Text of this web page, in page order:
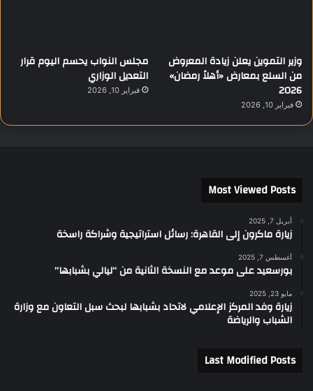
وزير التموين يعلن زيادة المعروض
من السلع بمعارض «أهلاً رمضان»
2026
فبراير 10, 2026
مجلس النواب يحسم اليوم قرار
التعديل الوزاري
فبراير 10, 2026
Most Viewed Posts
أبريل 7, 2025
زيارة ماكرون إلى القاهرة: رسائل استراتيجية وشراكة راسخة
أغسطس 7, 2025
بورسعيد على موعد مع النسخة الثانية من “ليالي بشبابها”
مايو 23, 2025
زيارة وفد المركز الإعلامي لاتحاد بشبابها لبحث سبل التعاون مع وزارة
الشباب والرياضة
Last Modified Posts